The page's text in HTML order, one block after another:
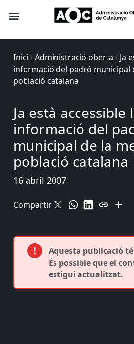
Inici › Administració oberta › Ja
informació del padró municipal
població catalana
Ja està accessible
informació del
municipal de la
població catalana
16 abril 2007
Compartir
Aquesta publicació té
És possible que el
estigui actualitzat.